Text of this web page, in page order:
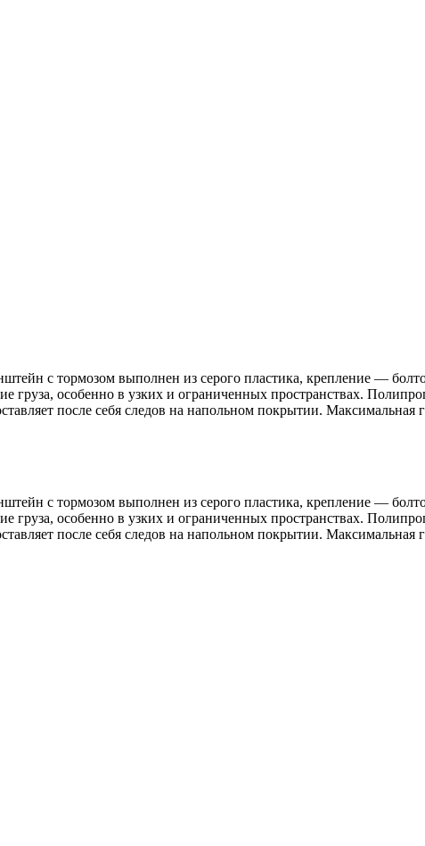
с тормозом выполнен из серого пластика, крепление —
груза, особенно в узких и ограниченных пространствах.
после себя следов на напольном покрытии. Максимальная
с тормозом выполнен из серого пластика, крепление —
груза, особенно в узких и ограниченных пространствах.
после себя следов на напольном покрытии. Максимальная